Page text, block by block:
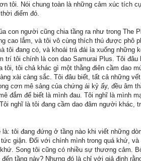
tôi. Nói chung toàn là những cảm xúc tích
điểm đó.
con người cũng chia tầng ra như trong The
cao lắm, và tôi vô cùng thích thú được phô
tôi đang có, và khoái trá đái ỉa xuống những
trí tôi chính là con dao Samurai Plus. Tôi
tôi, tôi chả khác gì một thằng điên cầm dao
xài càng sắc. Tôi đâu biết, tất cả những
cơn mê sảng của chứng ái kỷ ấy, đều âm
đắm để biết là mình đau. Tôi nghĩ là mình
nghĩ là tôi đang cầm dao đâm người khác,
là: tôi đang đứng ở tầng nào khi viết những
tức giận. Đối với chính mình trong quá khứ,
Song tôi cũng có nhiều sự thương cảm.
tầng này? Nhưng đó là chỉ với giả định